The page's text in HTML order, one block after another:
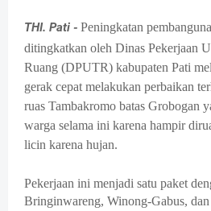
THI. Pati - Peningkatan
ditingkatkan oleh Dinas Pekerjaan
Ruang (DPUTR) kabupaten Pati
gerak cepat melakukan perbaikan
ruas Tambakromo batas Grobogan
warga selama ini karena hampir
licin karena hujan.
Pekerjaan ini menjadi satu paket
Bringinwareng, Winong-Gabus,